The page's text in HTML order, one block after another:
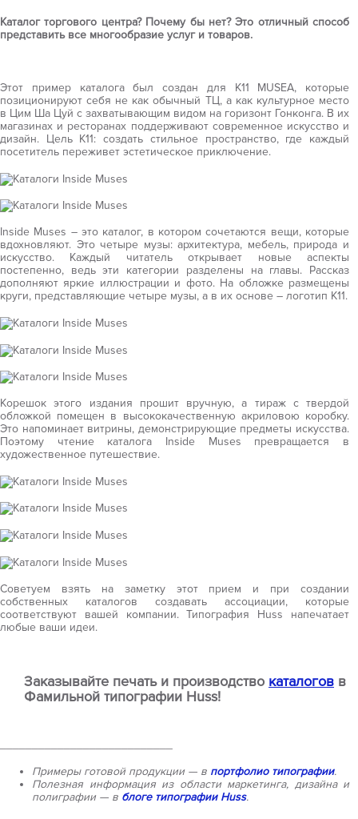
Каталог торгового центра? Почему бы нет? Это отличный способ
представить все многообразие услуг и товаров.
Этот пример каталога был создан для K11 MUSEA, которые
позиционируют себя не как обычный ТЦ, а как культурное место
в Цим Ша Цуй с захватывающим видом на горизонт Гонконга. В их
магазинах и ресторанах поддерживают современное искусство и
дизайн. Цель К11: создать стильное пространство, где каждый
посетитель переживет эстетическое приключение.
Inside Muses – это каталог, в котором сочетаются вещи, которые
вдохновляют. Это четыре музы: архитектура, мебель, природа и
искусство. Каждый читатель открывает новые аспекты
постепенно, ведь эти категории разделены на главы. Рассказ
дополняют яркие иллюстрации и фото. На обложке размещены
круги, представляющие четыре музы, а в их основе – логотип К11.
Корешок этого издания прошит вручную, а тираж с твердой
обложкой помещен в высококачественную акриловою коробку.
Это напоминает витрины, демонстрирующие предметы искусства.
Поэтому чтение каталога Inside Muses превращается в
художественное путешествие.
Советуем взять на заметку этот прием и при создании
собственных каталогов создавать ассоциации, которые
соответствуют вашей компании. Типография Huss напечатает
любые ваши идеи.
Заказывайте печать и производство каталогов в
Фамильной типографии Huss!
Примеры готовой продукции — в портфолио типографии.
Полезная информация из области маркетинга, дизайна и
полиграфии — в блоге типографии Huss.